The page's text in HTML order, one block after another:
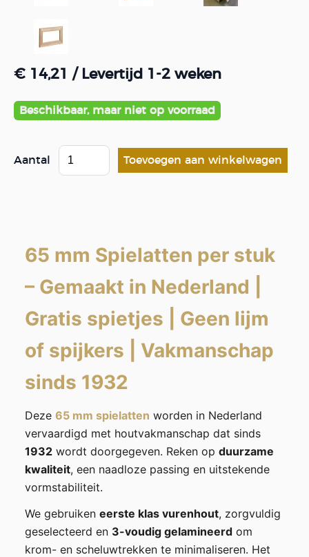
€ 14,21 / Levertijd 1-2 weken
Beschikbaar, maar niet op voorraad
Aantal
65 mm Spielatten per stuk
– Gemaakt in Nederland
Gratis spietjes
Geen lijm
of spijkers
Vakmanschap
sinds 1932
Deze 65 mm spielatten worden in Nederland
vervaardigd met houtvakmanschap dat sinds
1932 wordt doorgegeven. Reken op duurzame
kwaliteit, een naadloze passing en uitstekende
vormstabiliteit.
We gebruiken eerste klas vurenhout, zorgvuldig
geselecteerd en 3-voudig gelamineerd om
krom- en scheluwtrekken te minimaliseren. Het